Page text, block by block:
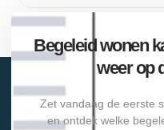
Begeleid wonen
weer op
Zet vandaag de eerste
en ontdek welke